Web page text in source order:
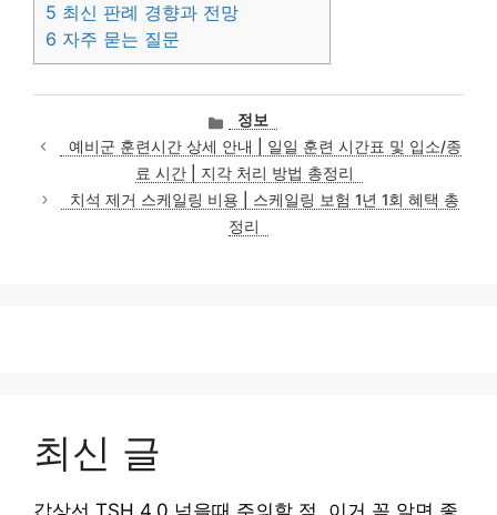
5 최신 판례 경향과 전망
6 자주 묻는 질문
카
테
고
리
정보
예비군 훈련시간 상세 안내 | 일일 훈련 시간표 및 입소/종
료 시간 | 지각 처리 방법 총정리
치석 제거 스케일링 비용 | 스케일링 보험 1년 1회 혜택 총
정리
최신 글